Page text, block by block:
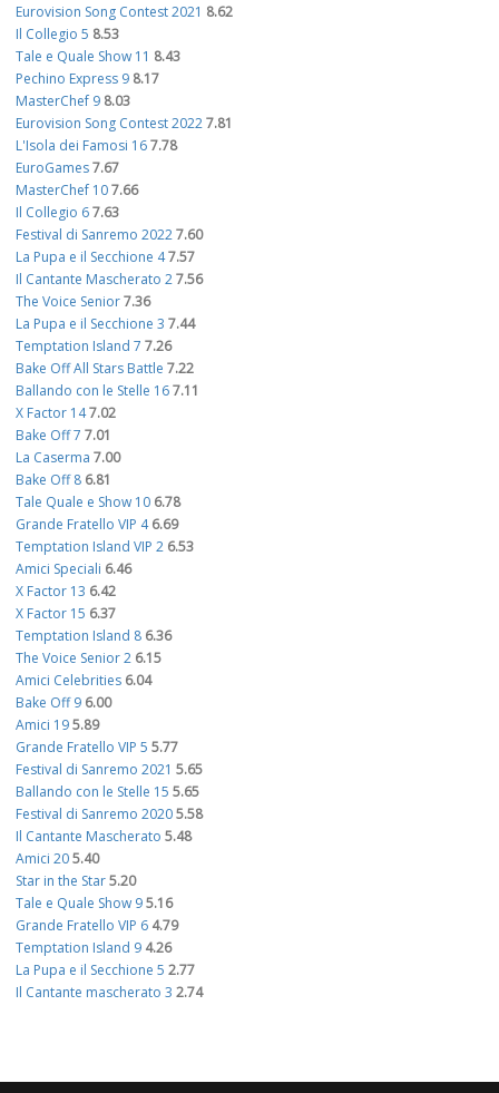
Eurovision Song Contest 2021 8.62
Il Collegio 5 8.53
Tale e Quale Show 11 8.43
Pechino Express 9 8.17
MasterChef 9 8.03
Eurovision Song Contest 20227.81
L'Isola dei Famosi 167.78
EuroGames7.67
MasterChef 107.66
Il Collegio 67.63
Festival di Sanremo 20227.60
La Pupa e il Secchione 47.57
Il Cantante Mascherato 27.56
The Voice Senior7.36
La Pupa e il Secchione 3 7.44
Temptation Island 7 7.26
Bake Off All Stars Battle 7.22
Ballando con le Stelle 167.11
X Factor 147.02
Bake Off 7 7.01
La Caserma 7.00
Bake Off 8 6.81
Tale Quale e Show 10 6.78
Grande Fratello VIP 4 6.69
Temptation Island VIP 2 6.53
Amici Speciali 6.46
X Factor 13 6.42
X Factor 15 6.37
Temptation Island 8 6.36
The Voice Senior 2 6.15
Amici Celebrities 6.04
Bake Off 9 6.00
Amici 195.89
Grande Fratello VIP 5 5.77
Festival di Sanremo 2021 5.65
Ballando con le Stelle 15 5.65
Festival di Sanremo 20205.58
Il Cantante Mascherato 5.48
Amici 205.40
Star in the Star5.20
Tale e Quale Show 95.16
Grande Fratello VIP 6 4.79
Temptation Island 9 4.26
La Pupa e il Secchione 5 2.77
Il Cantante mascherato 3 2.74